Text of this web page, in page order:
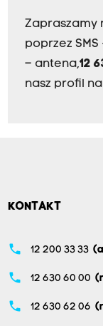
Zapraszamy
poprzez SMS
– antena,12
nasz profil na
KONTAKT
phone 12 200 33 33
phone 12 630 60 00
phone 12 630 62 06